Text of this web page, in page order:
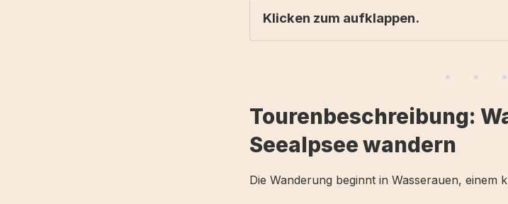
Klicken zum aufklappen.
Tourenbeschreibung
Tourenbeschreibung:
Seealpsee wandern
Die Wanderung beginnt in Wasserauen, einem